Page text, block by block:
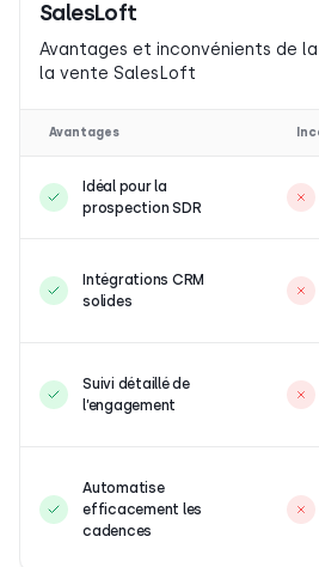
SalesLoft
Avantages et inconvénients de
la vente SalesLoft
Avantages
Idéal pour la
prospection SDR
Intégrations CRM
solides
Suivi détaillé de
l’engagement
Automatise
efficacement les
cadences